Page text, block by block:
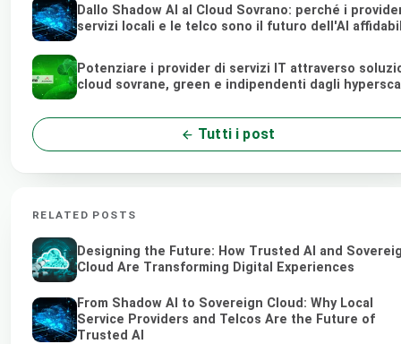
Dallo Shadow AI al Cloud Sovrano: perché i
servizi locali e le telco sono il futuro dell'AI
Potenziare i provider di servizi IT attraverso
cloud sovrane, green e indipendenti dagli
Tutti i post
RELATED POSTS
Designing the Future: How Trusted AI and
Cloud Are Transforming Digital Experiences
From Shadow AI to Sovereign Cloud: Why Local
Service Providers and Telcos Are the Future of
Trusted AI